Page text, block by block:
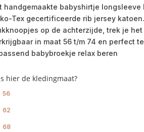
handgemaakte babyshirtje
Tex gecertificeerde rib jersey
op de achterzijde, trek je
in maat 56 t/m 74 en perfect
babybroekje relax beren
hier de kledingmaat?
56
62
68